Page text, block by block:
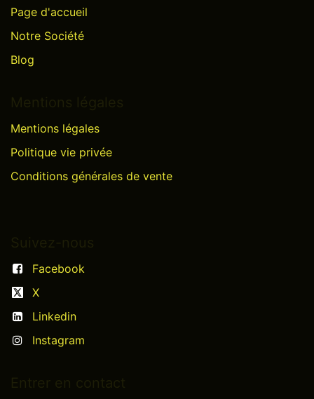
Page d'accueil
Notre Société
Blog
Mentions légales
Politique vie privée
Conditions générales de vente
Facebook
X
Linkedin
Instagram